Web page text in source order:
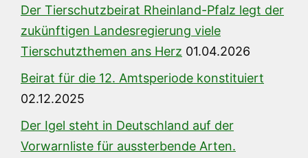
Der Tierschutzbeirat Rheinland-Pfalz legt der
zukünftigen Landesregierung viele
Tierschutzthemen ans Herz 01.04.2026
Beirat für die 12. Amtsperiode konstituiert
02.12.2025
Der Igel steht in Deutschland auf der
Vorwarnliste für aussterbende Arten.